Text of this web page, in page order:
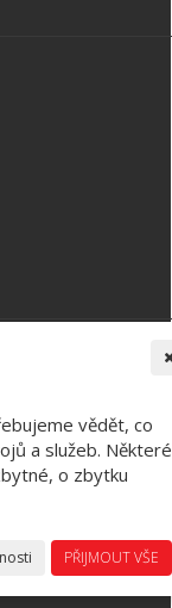
vědět, co
a služeb. Některé
o zbytku
PŘIJMOUT VŠE
Brno, Ostrava, Nový